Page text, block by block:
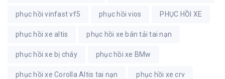
phục hồi vinfast vf5 phục hồi vios PHỤC HỒI XE
phục hồi xe altis phục hồi xe bán tải tai nạn
phục hồi xe bị cháy phục hồi xe BMw
phục hồi xe Corolla Altis tai nạn phục hồi xe crv